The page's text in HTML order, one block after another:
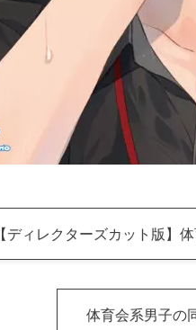
【ディレクターズカット版】
体育会系男子の